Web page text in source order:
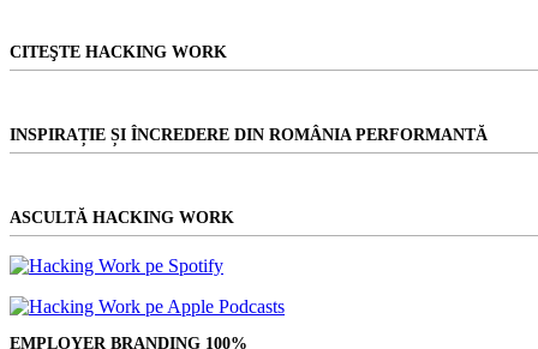
CITEŞTE HACKING WORK
INSPIRAȚIE ȘI ÎNCREDERE DIN ROMÂNIA PERFORMANTĂ
ASCULTĂ HACKING WORK
EMPLOYER BRANDING 100%